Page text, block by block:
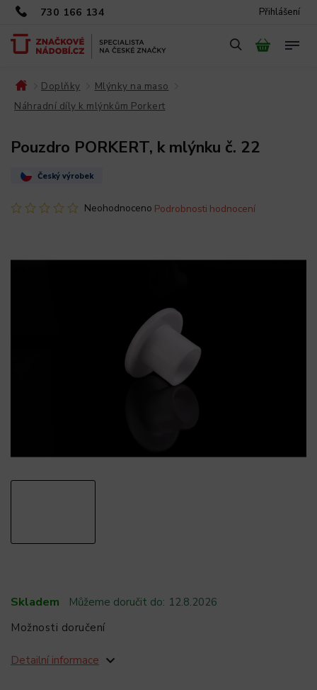
730 166 134 Přihlášení
Doplňky Mlýnky na maso
Náhradní díly k mlýnkům Porkert
Pouzdro PORKERT, k mlýnku č. 22
Český výrobek
Neohodnoceno Podrobnosti hodnocení
Skladem Můžeme doručit do: 12.8.2026
Možnosti doručení
Detailní informace